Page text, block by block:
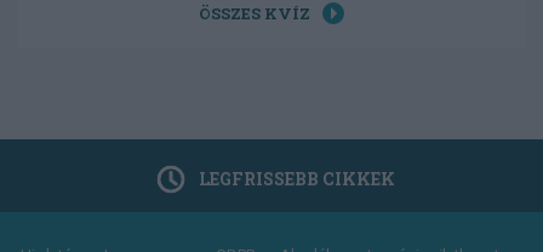
ÖSSZES KVÍZ
LEGFRISSEBB CIKKEK